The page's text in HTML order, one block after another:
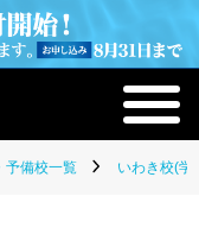
予備校一覧 いわき校(学